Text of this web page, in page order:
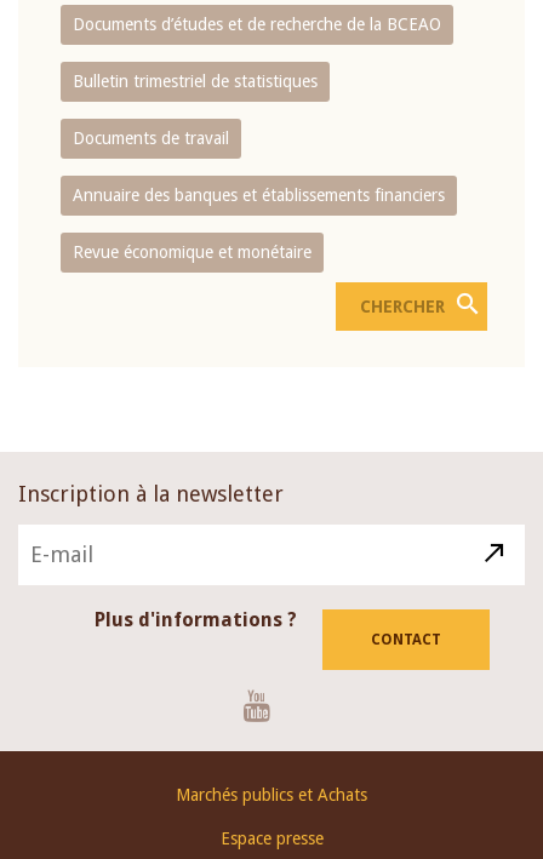
Documents d’études et de recherche de la BCEAO
Bulletin trimestriel de statistiques
Documents de travail
Annuaire des banques et établissements financiers
Revue économique et monétaire
Inscription à la newsletter
Plus d'informations ?
CONTACT
Marchés publics et Achats
Espace presse